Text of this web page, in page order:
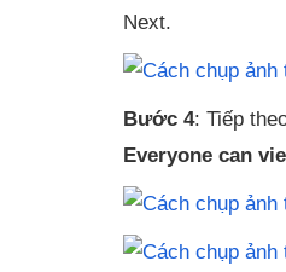
Next.
Bước 4: Tiếp
Everyone can